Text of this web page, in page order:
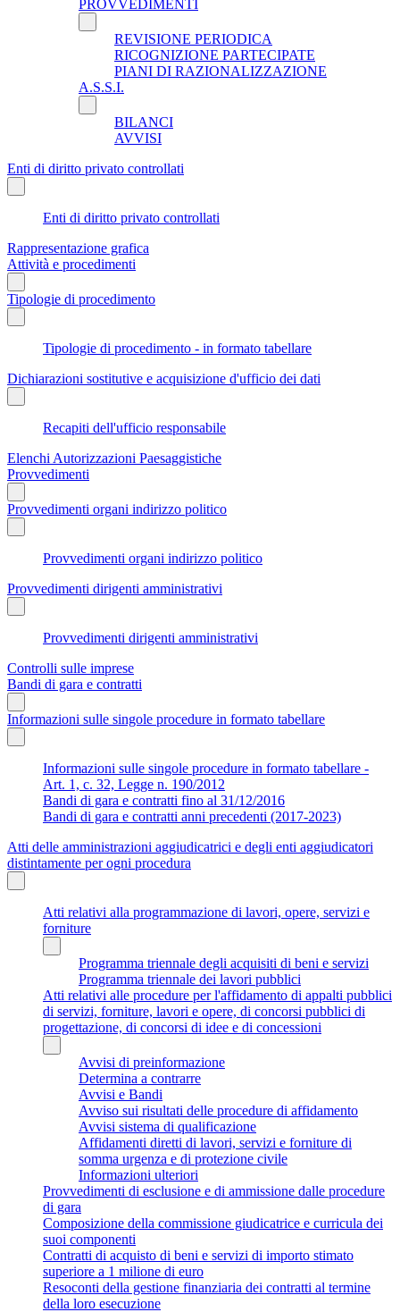
PROVVEDIMENTI
REVISIONE PERIODICA
RICOGNIZIONE PARTECIPATE
PIANI DI RAZIONALIZZAZIONE
A.S.S.I.
BILANCI
AVVISI
Enti di diritto privato controllati
Enti di diritto privato controllati
Rappresentazione grafica
Attività e procedimenti
Tipologie di procedimento
Tipologie di procedimento - in formato tabellare
Dichiarazioni sostitutive e acquisizione d'ufficio dei dati
Recapiti dell'ufficio responsabile
Elenchi Autorizzazioni Paesaggistiche
Provvedimenti
Provvedimenti organi indirizzo politico
Provvedimenti organi indirizzo politico
Provvedimenti dirigenti amministrativi
Provvedimenti dirigenti amministrativi
Controlli sulle imprese
Bandi di gara e contratti
Informazioni sulle singole procedure in formato tabellare
Informazioni sulle singole procedure in formato tabellare -
Art. 1, c. 32, Legge n. 190/2012
Bandi di gara e contratti fino al 31/12/2016
Bandi di gara e contratti anni precedenti (2017-2023)
Atti delle amministrazioni aggiudicatrici e degli enti aggiudicatori
distintamente per ogni procedura
Atti relativi alla programmazione di lavori, opere, servizi e
forniture
Programma triennale degli acquisiti di beni e servizi
Programma triennale dei lavori pubblici
Atti relativi alle procedure per l'affidamento di appalti pubblici
di servizi, forniture, lavori e opere, di concorsi pubblici di
progettazione, di concorsi di idee e di concessioni
Avvisi di preinformazione
Determina a contrarre
Avvisi e Bandi
Avviso sui risultati delle procedure di affidamento
Avvisi sistema di qualificazione
Affidamenti diretti di lavori, servizi e forniture di
somma urgenza e di protezione civile
Informazioni ulteriori
Provvedimenti di esclusione e di ammissione dalle procedure
di gara
Composizione della commissione giudicatrice e curricula dei
suoi componenti
Contratti di acquisto di beni e servizi di importo stimato
superiore a 1 milione di euro
Resoconti della gestione finanziaria dei contratti al termine
della loro esecuzione